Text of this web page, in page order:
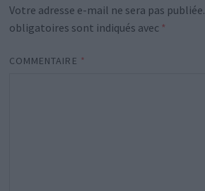
Votre adresse e-mail ne sera pas publiée.
obligatoires sont indiqués avec *
COMMENTAIRE *